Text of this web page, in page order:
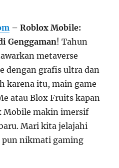
– Roblox Mobile:
Genggaman! Tahun
metaverse
dengan grafis ultra dan
karena itu, main game
atau Blox Fruits kapan
Mobile makin imersif
Mari kita jelajahi
pun nikmati gaming